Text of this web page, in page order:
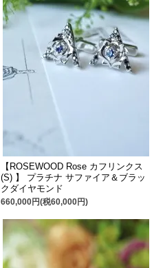
【ROSEWOOD Rose カフリンクス
(S) 】 プラチナ サファイア＆ブラッ
クダイヤモンド
660,000円(税60,000円)